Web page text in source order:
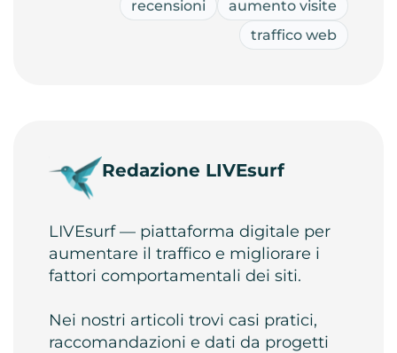
recensioni
aumento visite
traffico web
Redazione LIVEsurf
LIVEsurf — piattaforma digitale per
aumentare il traffico e migliorare i
fattori comportamentali dei siti.
Nei nostri articoli trovi casi pratici,
raccomandazioni e dati da progetti